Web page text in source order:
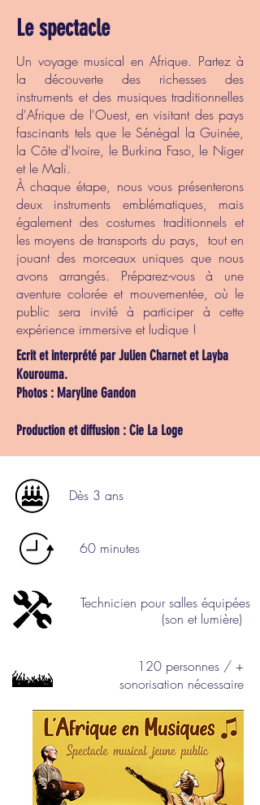
Le spectacle
Un voyage musical en Afrique. Partez à
la découverte des richesses des
instruments et des musiques traditionnelles
d'Afrique de l'Ouest, en visitant des pays
fascinants tels que le Sénégal la Guinée,
la Côte d'Ivoire, le Burkina Faso, le Niger
et le Mali.
À chaque étape, nous vous présenterons
deux instruments emblématiques, mais
également des costumes traditionnels et
les moyens de transports du pays, tout en
jouant des morceaux uniques que nous
avons arrangés. Préparez-vous à une
aventure colorée et mouvementée, où le
public sera invité à participer à cette
expérience immersive et ludique !
Ecrit et interprété par Julien Charnet et Layba
Kourouma.
Photos : Maryline Gandon​
Production et diffusion : Cie La Loge
Dès 3 ans
60 minutes
Technicien pour salles équipées
(son et lumière)
120 personnes / +
sonorisation nécessaire